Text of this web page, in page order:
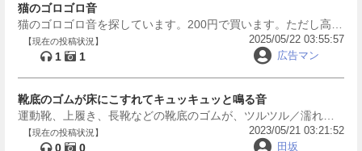
猫のゴロゴロ音
猫のゴロゴロ音を探しています。200円で買います。ただし高音
質に限ります。 スマホ録音素材は購入しません。
【現在の投稿状況】
1 1
2025/05/22 03:55:57
広告マン
靴底のゴムが床にこすれてキュッキュッと鳴る音
運動靴、上履き、長靴などの靴底のゴムが、ツルツル／濡れた
床とこすれてキュっキュっと鳴る音を探しています。単発の音
はあったのですが、長尺で使いたいので長めのデータだと嬉し
【現在の投稿状況】
0 0
2023/05/21 03:21:52
田坂